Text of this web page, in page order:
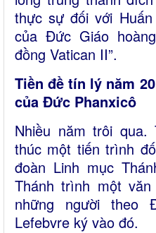
thực sự đối với
của Đức Giáo
đồng Vatican II”.
Tiền đề tín lý năm
của Đức Phanxicô
Nhiều năm trôi qua.
thúc một tiến trình
đoàn Linh mục
Thánh trình một
những người theo
Lefebvre ký vào đó.